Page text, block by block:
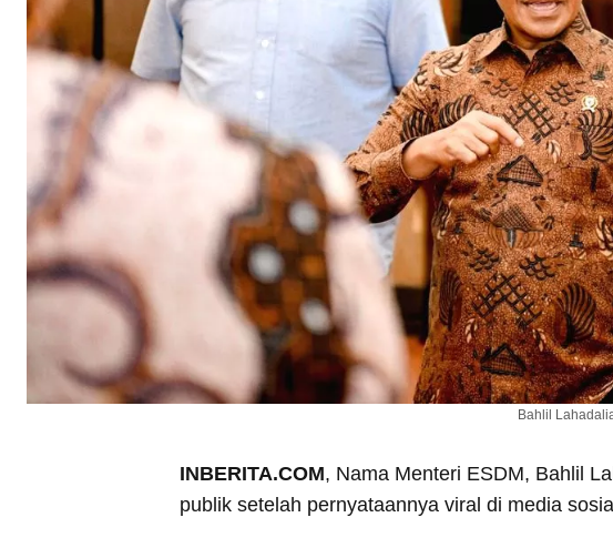
Bahlil
INBERITA.COM, Nama Menteri ESDM, Bahlil
publik setelah pernyataannya viral di media